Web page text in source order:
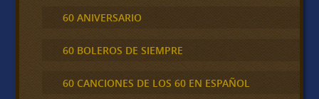
60 ANIVERSARIO
60 BOLEROS DE SIEMPRE
60 CANCIONES DE LOS 60 EN ESPAÑOL